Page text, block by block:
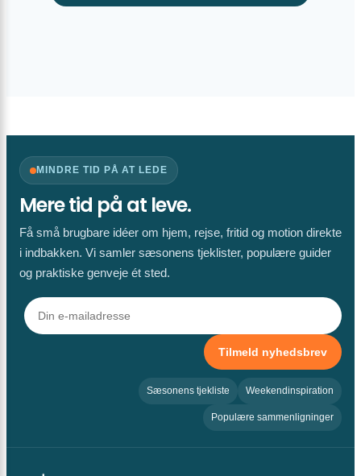
MINDRE TID PÅ AT LEDE
Mere tid på at leve.
Få små brugbare idéer om hjem, rejse, fritid og motion direkte
i indbakken. Vi samler sæsonens tjeklister, populære guider
og praktiske genveje ét sted.
Tilmeld nyhedsbrev
Sæsonens tjekliste Weekendinspiration
Populære sammenligninger